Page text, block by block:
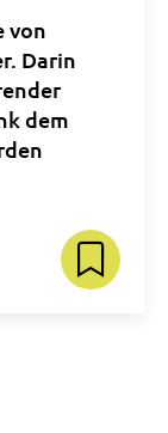
von
Darin
dem